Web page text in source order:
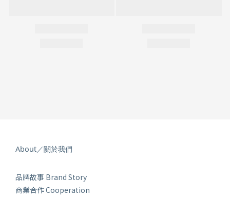
About／關於我們
品牌故事 Brand Story
商業合作 Cooperation